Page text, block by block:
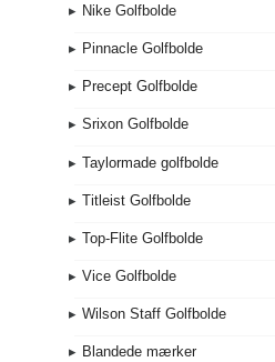
Nike Golfbolde
Pinnacle Golfbolde
Precept Golfbolde
Srixon Golfbolde
Taylormade golfbolde
Titleist Golfbolde
Top-Flite Golfbolde
Vice Golfbolde
Wilson Staff Golfbolde
Blandede mærker